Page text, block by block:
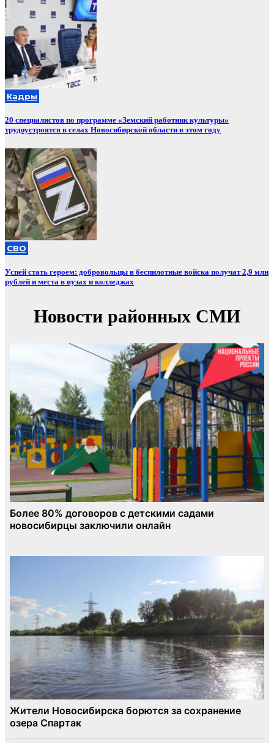
Кадры
20 специалистов по программе «Земский работник культуры»
трудоустроятся в селах Новосибирской области в этом году
СВО
Успей стать героем: добровольцы в беспилотные войска получат 2,9 млн
рублей и места в вузах и колледжах